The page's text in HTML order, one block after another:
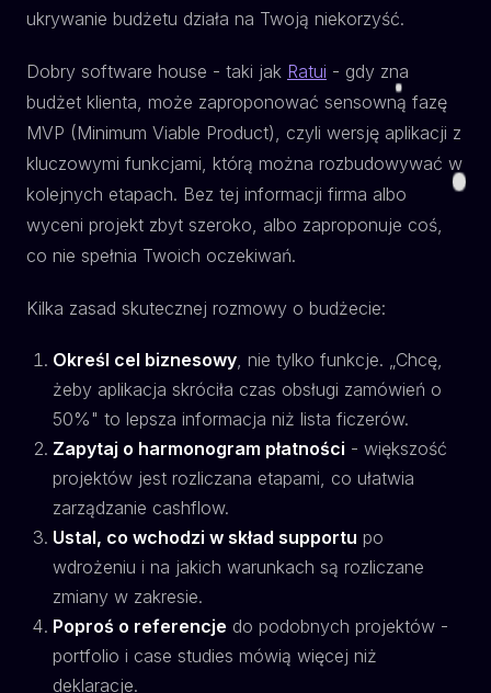
ukrywanie budżetu działa na Twoją niekorzyść.
Dobry software house - taki jak Ratui - gdy zna
budżet klienta, może zaproponować sensowną fazę
MVP (Minimum Viable Product), czyli wersję aplikacji z
kluczowymi funkcjami, którą można rozbudowywać w
kolejnych etapach. Bez tej informacji firma albo
wyceni projekt zbyt szeroko, albo zaproponuje coś,
co nie spełnia Twoich oczekiwań.
Kilka zasad skutecznej rozmowy o budżecie:
Określ cel biznesowy , nie tylko funkcje. „Chcę,
żeby aplikacja skróciła czas obsługi zamówień o
50%" to lepsza informacja niż lista ficzerów.
Zapytaj o harmonogram płatności - większość
projektów jest rozliczana etapami, co ułatwia
zarządzanie cashflow.
Ustal, co wchodzi w skład supportu po
wdrożeniu i na jakich warunkach są rozliczane
zmiany w zakresie.
Poproś o referencje do podobnych projektów -
portfolio i case studies mówią więcej niż
deklaracje.